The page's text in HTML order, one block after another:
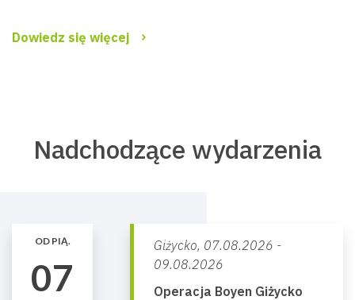
Dowiedz się więcej
Nadchodzące wydarzenia
OD PIĄ.
07
Giżycko, 07.08.2026 -
09.08.2026
Operacja Boyen Giżycko